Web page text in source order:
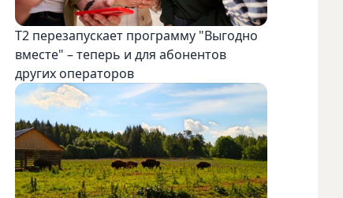
Т2 перезапускает программу "Выгодно
вместе" – теперь и для абонентов
других операторов